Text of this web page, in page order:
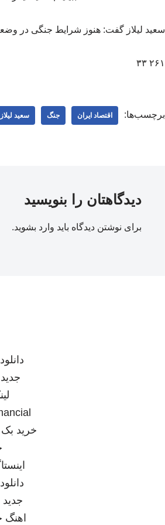
سعید لیلاز گفت: هنوز شرایط جنگی در
۲۶۱ ۳۳
برچسب‌ها: اقتصاد ایران جنگ سعید لیلاز
دیدگاهتان را بنویسید
برای نوشتن دیدگاه باید وارد بشوید.
جدید
خرید بک
جدید
اهنگ